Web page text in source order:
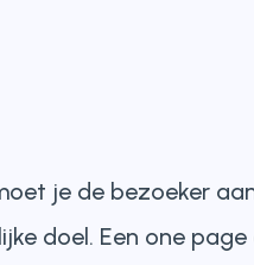
je de bezoeker
doel. Een one